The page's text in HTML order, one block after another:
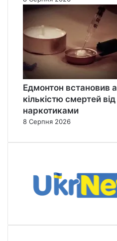
Едмонтон встановив
кількістю смертей
наркотиками
8 Серпня 2026